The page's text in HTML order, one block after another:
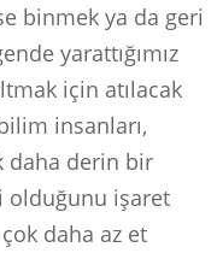
binmek ya da geri
yarattığımız
için atılacak
insanları,
daha derin bir
olduğunu işaret
daha az et